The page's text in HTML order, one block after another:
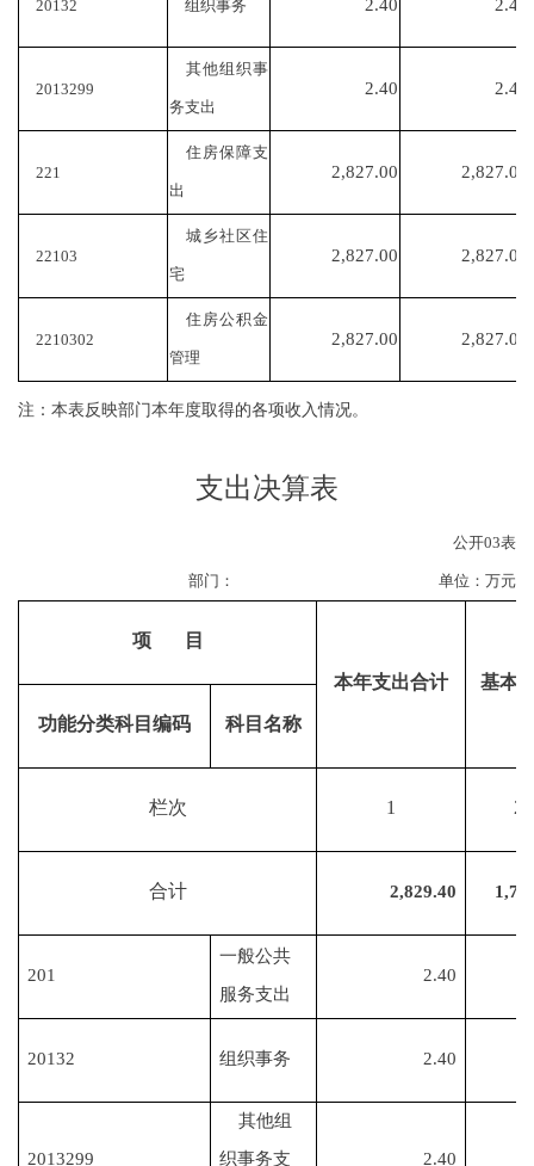
20132 组织事务 2.40 2.40
2013299
其他组织事
务支出
2.40 2.40
221
住房保障支
出
2,827.00 2,827.00
22103
城乡社区住
宅
2,827.00 2,827.00
2210302
住房公积金
管理
2,827.00 2,827.00
注：本表反映部门本年度取得的各项收入情况。
支出决算表
公开03表
部门： 单位：万元
项 目
本年支出合计 基本
功能分类科目编码 科目名称
栏次 1 2
合计 2,829.40
201
一般公共
服务支出
2.40
20132 组织事务 2.40
2013299
其他组
织事务支
2.40